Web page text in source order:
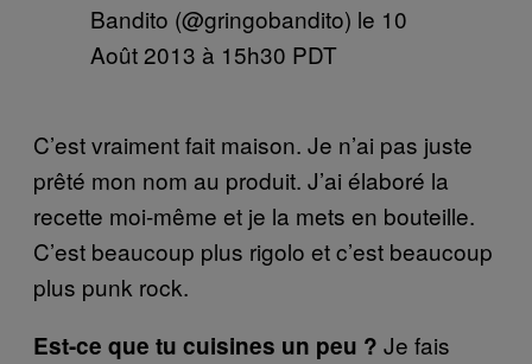
Bandito (@gringobandito) le 10
Août 2013 à 15h30 PDT
C’est vraiment fait maison. Je n’ai pas juste
prêté mon nom au produit. J’ai élaboré la
recette moi-même et je la mets en bouteille.
C’est beaucoup plus rigolo et c’est beaucoup
plus punk rock.
Est-ce que tu cuisines un peu ? Je fais